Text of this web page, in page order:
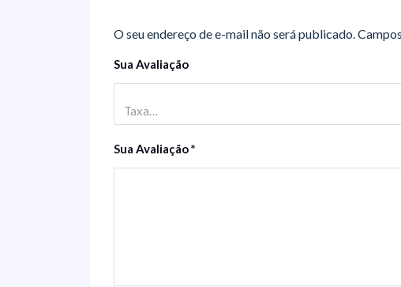
O seu endereço de e-mail não será publicado.
Sua Avaliação
Taxa…
Sua Avaliação*